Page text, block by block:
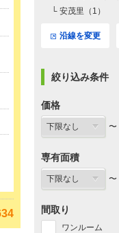
└ 安茂里（1）
沿線を変更
絞り込み条件
価格
〜
専有面積
〜
間取り
ワンルーム